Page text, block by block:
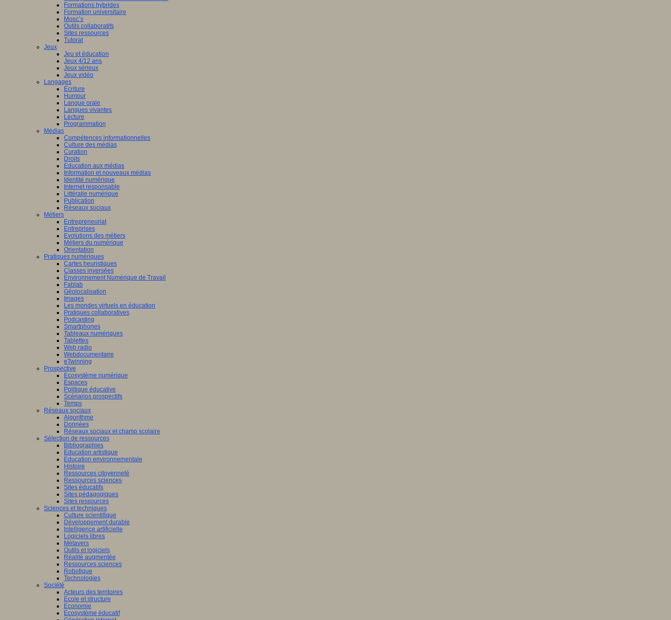
Formations hybrides
Formation universitaire
Mooc’s
Outils collaboratifs
Sites ressources
Tutorat
Jeux
Jeu et éducation
Jeux 4/12 ans
Jeux sérieux
Jeux vidéo
Langages
Ecriture
Humour
Langue orale
Langues vivantes
Lecture
Programmation
Médias
Compétences informationnelles
Culture des médias
Curation
Droits
Education aux médias
Information et nouveaux médias
Identité numérique
Internet responsable
Littératie numérique
Publication
Réseaux sociaux
Métiers
Entrepreneuriat
Entreprises
Evolutions des métiers
Métiers du numérique
Orientation
Pratiques numériques
Cartes heuristiques
Classes inversées
Environnement Numérique de Travail
Fablab
Géolocalisation
Images
Les mondes virtuels en éducation
Pratiques collaboratives
Podcasting
Smartphones
Tableaux numériques
Tablettes
Web radio
Webdocumentaire
eTwinning
Prospective
Ecosystème numérique
Espaces
Politique éducative
Scénarios prospectifs
Temps
Réseaux sociaux
Algorithme
Données
Réseaux sociaux et champ scolaire
Sélection de ressources
Bibliographies
Education artistique
Education environnementale
Histoire
Ressources citoyenneté
Ressources sciences
Sites éducatifs
Sites pédagogiques
Sites ressources
Sciences et techniques
Culture scientifique
Développement durable
Intelligence artificielle
Logiciels libres
Métavers
Outils et logiciels
Réalité augmentée
Ressources sciences
Robotique
Technologies
Société
Acteurs des territoires
Ecole et structure
Economie
Ecosystème éducatif